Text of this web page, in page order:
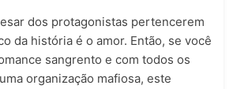
dos protagonistas pertencerem
da história é o amor. Então, se você
sangrento e com todos os
organização mafiosa, este